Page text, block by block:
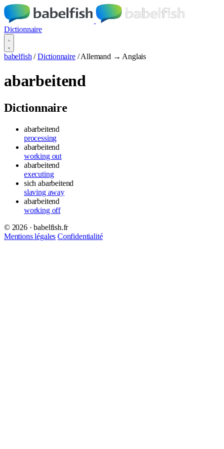
Dictionnaire
babelfish / Dictionnaire / Allemand → Anglais
abarbeitend
Dictionnaire
abarbeitend
processing
abarbeitend
working out
abarbeitend
executing
sich abarbeitend
slaving away
abarbeitend
working off
© 2026 · babelfish.fr
Mentions légales Confidentialité